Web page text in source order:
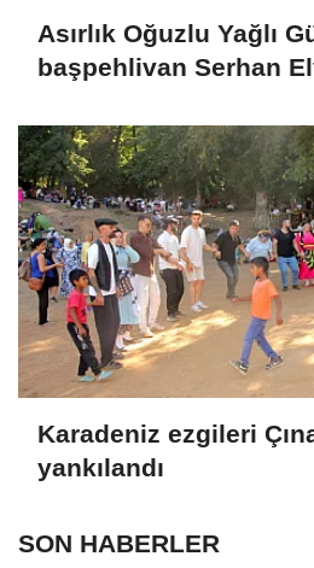
Asırlık Oğuzlu Yağlı
başpehlivan Serhan
Karadeniz ezgileri
yankılandı
SON HABERLER